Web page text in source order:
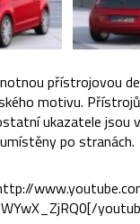
přístrojovou
motivu.
ukazatele jsou
umístěny po stranách.